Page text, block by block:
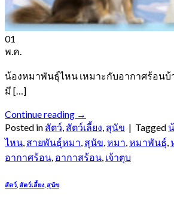
01
พ.ค.
น้องหมาพันธุ์ไหน เหมาะกับอากาศร้อนบ้
มี […]
Continue reading →
Posted in สัตว์, สัตว์เลี้ยง, สุนัข | Tagged
ไหน, สายพันธุ์หมา, สุนัข,หมา,หมาพันธุ์,
อากาศร้อน, อากาสร้อน, เจ้าตุบ
สัตว์ สัตว์เลี้ยง สุนัข